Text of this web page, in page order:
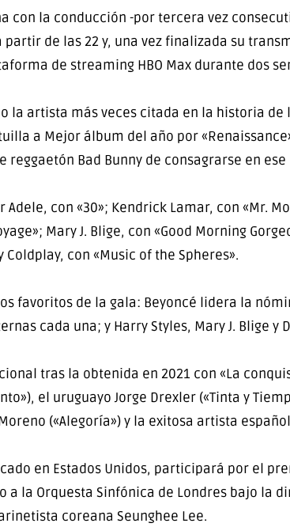
con la conducción -por tercera vez
de las 22 y, una vez finalizada su
de streaming HBO Max durante dos
la artista más veces citada en la historia de
a Mejor álbum del año por
Bad Bunny de consagrarse en ese
con «30»; Kendrick Lamar, con «Mr.
Mary J. Blige, con «Good Morning
Coldplay, con «Music of the Spheres».
favoritos de la gala: Beyoncé lidera la
cada una; y Harry Styles, Mary J. Blige y
tras la obtenida en 2021 con «La
el uruguayo Jorge Drexler («Tinta y
(«Alegoría») y la exitosa artista
en Estados Unidos, participará por el
la Orquesta Sinfónica de Londres bajo la
coreana Seunghee Lee.